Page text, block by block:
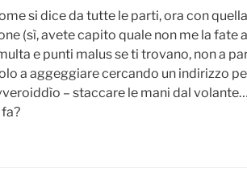
si dice da tutte le parti, ora con
(sì, avete capito quale non me la fate
e punti malus se ti trovano, non a
a aggeggiare cercando un indirizzo
– staccare le mani dal